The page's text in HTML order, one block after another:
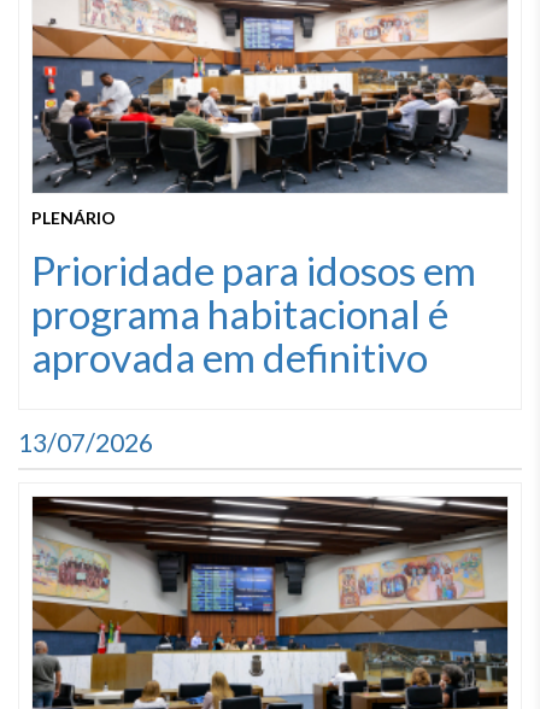
PLENÁRIO
Prioridade para idosos em
programa habitacional é
aprovada em definitivo
13/07/2026